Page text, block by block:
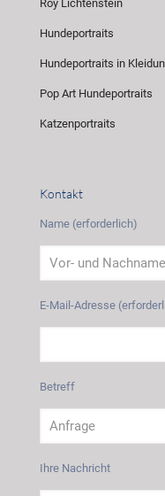
Roy Lichtenstein
Hundeportraits
Hundeportraits in
Pop Art Hundeportraits
Katzenportraits
Kontakt
Name (erforderlich)
E-Mail-Adresse
Betreff
Ihre Nachricht